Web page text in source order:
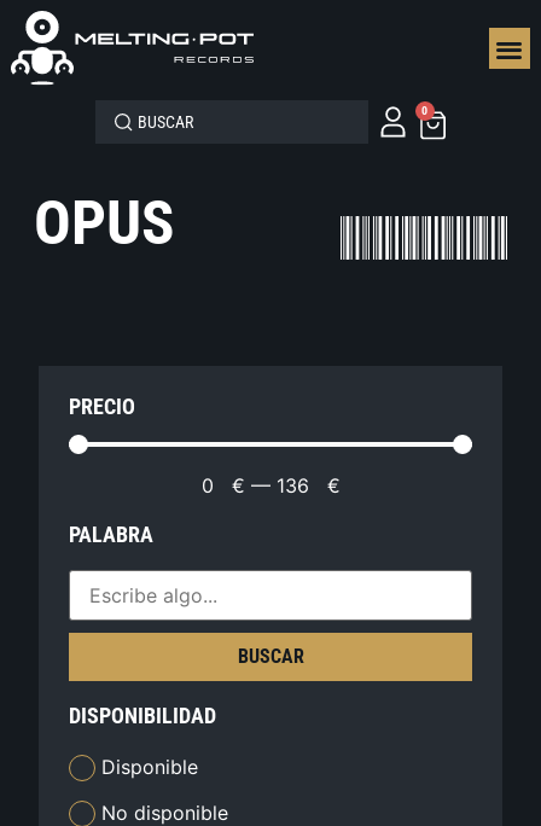
0
OPUS
PRECIO
0 € — 136 €
PALABRA
BUSCAR
DISPONIBILIDAD
Disponible
No disponible